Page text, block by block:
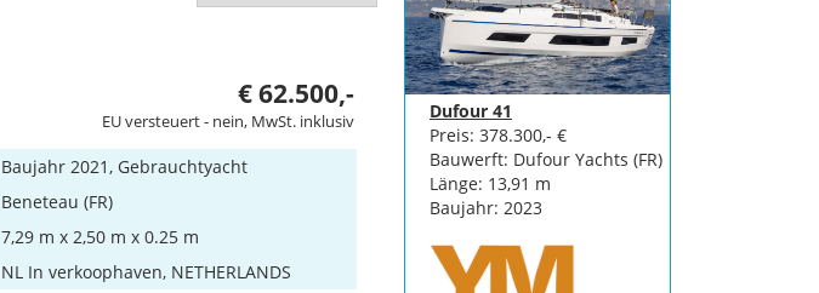
€ 62.500,-
EU versteuert - nein, MwSt. inklusiv
Baujahr 2021, Gebrauchtyacht
Beneteau (FR)
7,29 m x 2,50 m x 0.25 m
NL In verkoophaven, NETHERLANDS
Dufour 41
Preis: 378.300,- €
Bauwerft: Dufour Yachts (FR)
Länge: 13,91 m
Baujahr: 2023